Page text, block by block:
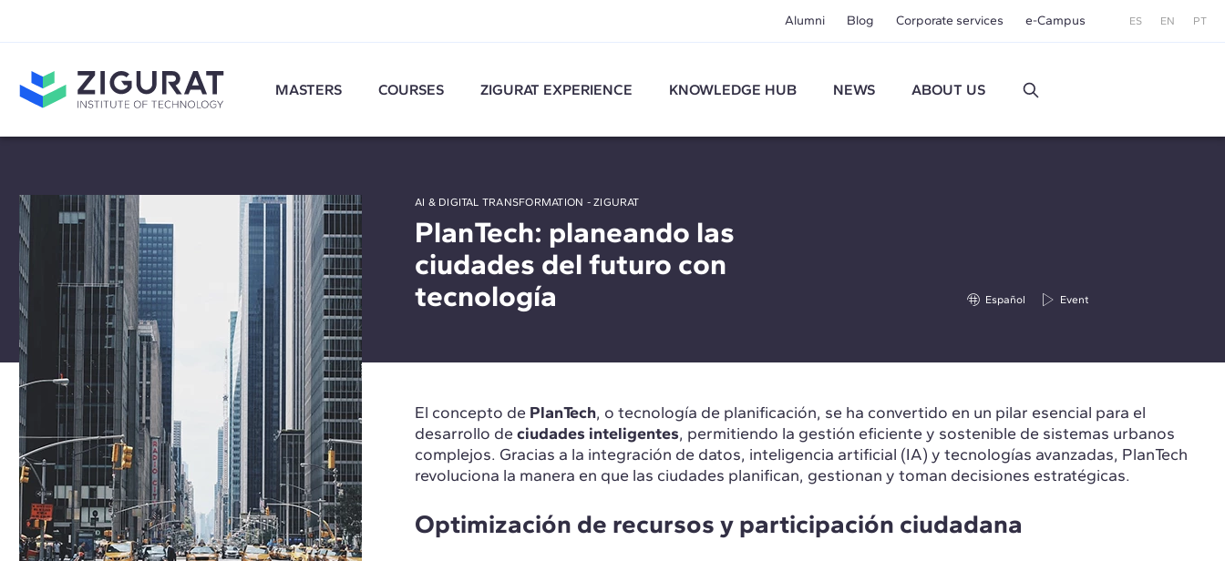
Alumni Blog Corporate services e-Campus ES EN PT
MASTERS COURSES ZIGURAT EXPERIENCE KNOWLEDGE HUB NEWS ABOUT US
AI & DIGITAL TRANSFORMATION - ZIGURAT
PlanTech: planeando las
ciudades del futuro con
tecnología
Español Event
El concepto de PlanTech, o tecnología de planificación, se ha convertido en un pilar esencial para el
desarrollo de ciudades inteligentes, permitiendo la gestión eficiente y sostenible de sistemas urbanos
complejos. Gracias a la integración de datos, inteligencia artificial (IA) y tecnologías avanzadas, PlanTech
revoluciona la manera en que las ciudades planifican, gestionan y toman decisiones estratégicas.
Optimización de recursos y participación ciudadana